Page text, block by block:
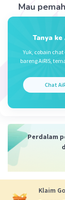
Jadi,
Beri
Mau
Tanya ke
Yuk, cobain
bareng AiRIS,
Chat
Perdalam
Klaim